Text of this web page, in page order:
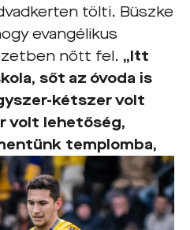
tölti. Büszke
evangélikus
nőtt fel. „Itt
sőt az óvoda is
kétszer volt
volt lehetőség,
templomba,